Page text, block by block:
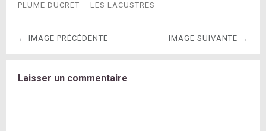
PLUME DUCRET – LES LACUSTRES
← IMAGE PRÉCÉDENTE IMAGE SUIVANTE →
Laisser un commentaire